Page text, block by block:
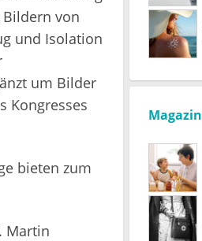
von
und Isolation
um Bilder
Kongresses
bieten zum
Martin
Magazin